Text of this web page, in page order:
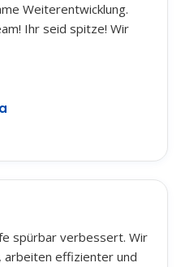
Weiterentwicklung.
Ihr seid spitze! Wir
spürbar verbessert. Wir
arbeiten effizienter und